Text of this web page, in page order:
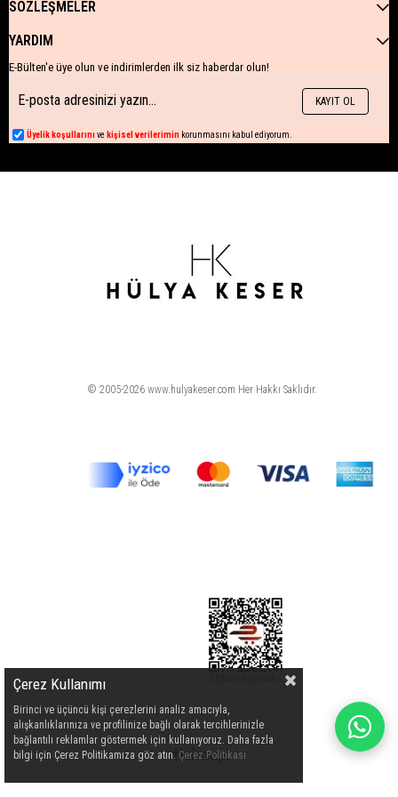
SÖZLEŞMELER
YARDIM
E-Bülten'e üye olun ve indirimlerden ilk siz haberdar olun!
KAYIT OL
Üyelik koşullarını ve kişisel verilerimin korunmasını kabul ediyorum.
© 2005-2026 www.hulyakeser.com Her Hakkı Saklıdır.
Çerez Kullanımı
Birinci ve üçüncü kişi çerezlerini analiz amacıyla,
alışkanlıklarınıza ve profilinize bağlı olarak tercihlerinizle
bağlantılı reklamlar göstermek için kullanıyoruz. Daha fazla
bilgi için Çerez Politikamıza göz atın. Çerez Politikası